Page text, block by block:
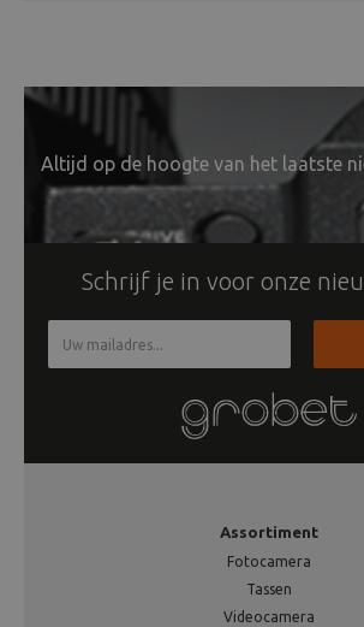
Altijd op de hoogte van het laatste
Schrijf je in voor onze
Assortiment
Fotocamera
Tassen
Videocamera